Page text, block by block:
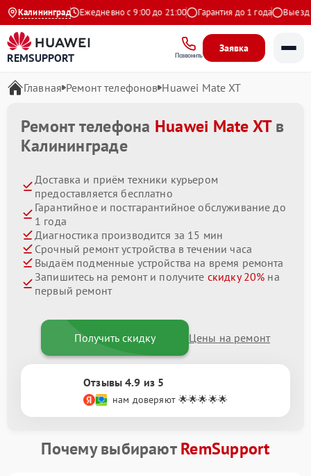
Калининград
на Яндекс Ежедневно с 9:00 до 21:00 Гарантия до 1 года Выезд
REMSUPPORT Позвонить
Заявка
Главная Ремонт телефонов Huawei Mate XT
Ремонт телефона Huawei Mate XTв
Калининграде
Доставка и приём техники курьером
предоставляется бесплатно
Гарантийное и постгарантийное обслуживание до
1 года
Диагностика производится за 15 мин
Срочный ремонт устройства в течении часа
Выдаём подменные устройства на время ремонта
Запишитесь на ремонт и получите скидку 20% на
первый ремонт
Получить скидку Цены на ремонт
Отзывы 4.9 из 5
нам доверяют 🌟🌟🌟🌟🌟
Почему выбираютRemSupport